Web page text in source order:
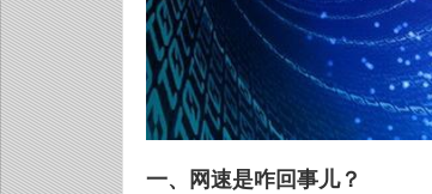
一、网速是咋回事儿？